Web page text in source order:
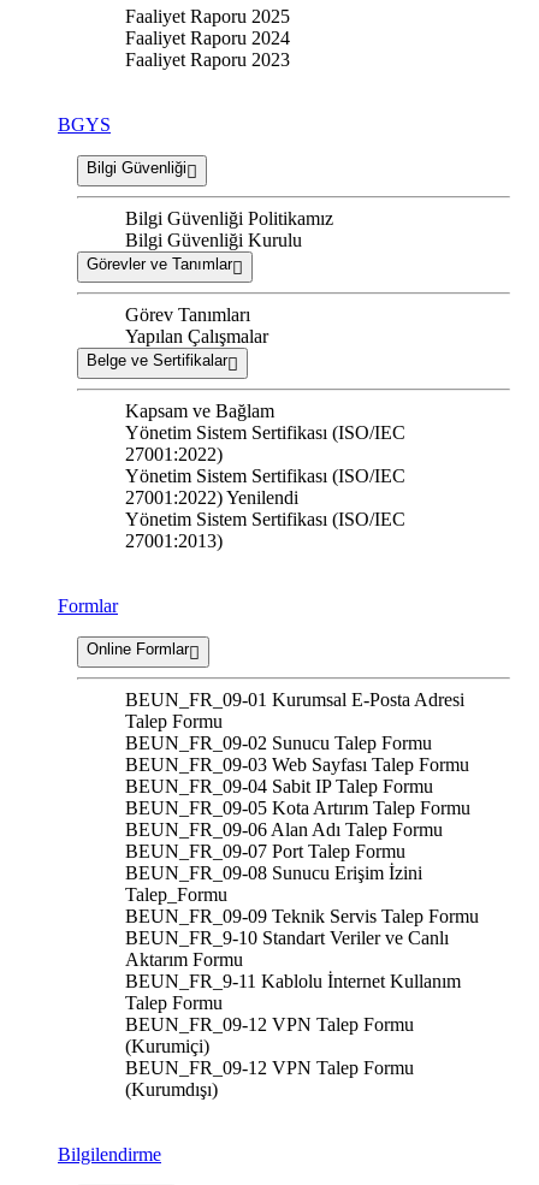
Faaliyet Raporu 2025
Faaliyet Raporu 2024
Faaliyet Raporu 2023
BGYS
Bilgi Güvenliği
Bilgi Güvenliği Politikamız
Bilgi Güvenliği Kurulu
Görevler ve Tanımlar
Görev Tanımları
Yapılan Çalışmalar
Belge ve Sertifikalar
Kapsam ve Bağlam
Yönetim Sistem Sertifikası (ISO/IEC
27001:2022)
Yönetim Sistem Sertifikası (ISO/IEC
27001:2022) Yenilendi
Yönetim Sistem Sertifikası (ISO/IEC
27001:2013)
Formlar
Online Formlar
BEUN_FR_09-01 Kurumsal E-Posta Adresi
Talep Formu
BEUN_FR_09-02 Sunucu Talep Formu
BEUN_FR_09-03 Web Sayfası Talep Formu
BEUN_FR_09-04 Sabit IP Talep Formu
BEUN_FR_09-05 Kota Artırım Talep Formu
BEUN_FR_09-06 Alan Adı Talep Formu
BEUN_FR_09-07 Port Talep Formu
BEUN_FR_09-08 Sunucu Erişim İzini
Talep_Formu
BEUN_FR_09-09 Teknik Servis Talep Formu
BEUN_FR_9-10 Standart Veriler ve Canlı
Aktarım Formu
BEUN_FR_9-11 Kablolu İnternet Kullanım
Talep Formu
BEUN_FR_09-12 VPN Talep Formu
(Kurumiçi)
BEUN_FR_09-12 VPN Talep Formu
(Kurumdışı)
Bilgilendirme